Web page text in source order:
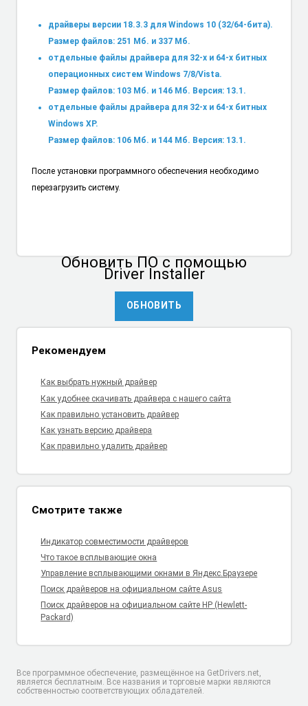
драйверы версии 18.3.3 для Windows 10 (32/64-бита).
Размер файлов: 251 Мб. и 337 Мб.
отдельные файлы драйвера для 32-х и 64-х битных
операционных систем Windows 7/8/Vista.
Размер файлов: 103 Мб. и 146 Мб. Версия: 13.1.
отдельные файлы драйвера для 32-х и 64-х битных
Windows XP.
Размер файлов: 106 Мб. и 144 Мб. Версия: 13.1.
После установки программного обеспечения необходимо
перезагрузить систему.
Обновить ПО с помощью
Driver Installer
ОБНОВИТЬ
Рекомендуем
Как выбрать нужный драйвер
Как удобнее скачивать драйвера с нашего сайта
Как правильно установить драйвер
Как узнать версию драйвера
Как правильно удалить драйвер
Смотрите также
Индикатор совместимости драйверов
Что такое всплывающие окна
Управление всплывающими окнами в Яндекс.Браузере
Поиск драйверов на официальном сайте Asus
Поиск драйверов на официальном сайте HP (Hewlett-
Packard)
Все программное обеспечение, размещённое на GetDrivers.net,
является бесплатным. Все названия и торговые марки являются
собственностью соответствующих обладателей.